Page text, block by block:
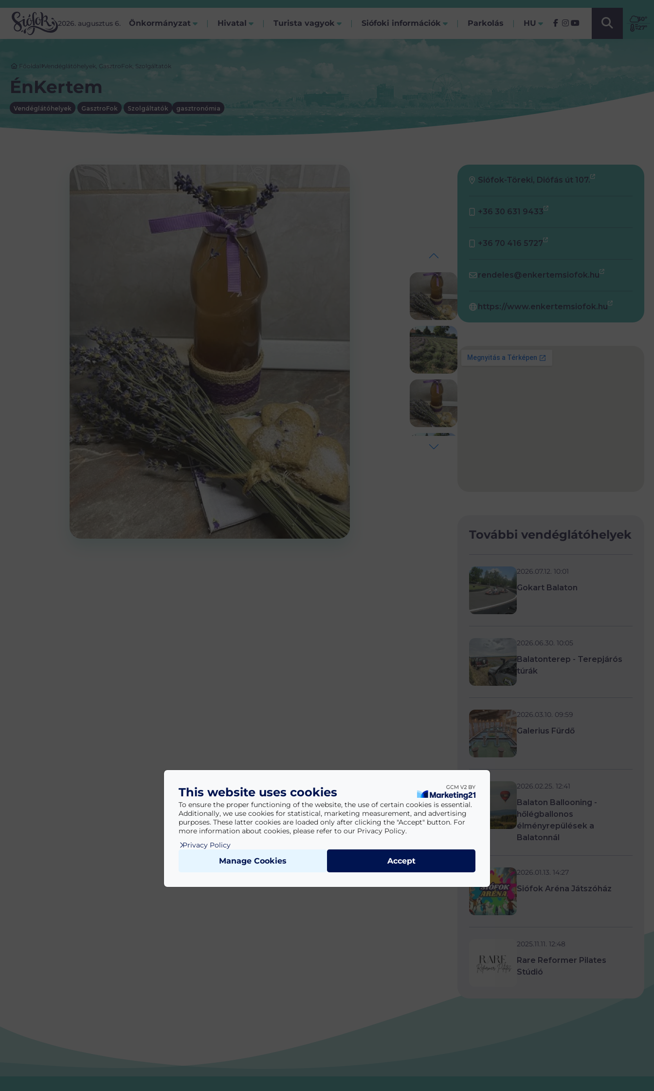
2026. augusztus 6. Önkormányzat Hivatal Turista vagyok Siófoki információk Parkolás
(Jelenlegi)
HU
VÁLASSZ NYELVET! 30º
27º
Főoldal Vendéglátóhelyek, GasztroFok, Szolgáltatók
ÉnKertem
Vendéglátóhelyek GasztroFok Szolgáltatók gasztronómia
Siófok-Töreki, Diófás út 107.
+36 30 631 9433
+36 70 416 5727
rendeles@enkertemsiofok.hu
https://www.enkertemsiofok.hu
További vendéglátóhelyek
2026.07.12. 10:01
Gokart Balaton
2026.06.30. 10:05
Balatonterep - Terepjárós
túrák
2026.03.10. 09:59
Galerius Fürdő
2026.02.25. 12:41
Balaton Ballooning -
hőlégballonos
élményrepülések a
Balatonnál
2026.01.13. 14:27
Siófok Aréna Játszóház
2025.11.11. 12:48
Rare Reformer Pilates
Stúdió
This website uses cookies
To ensure the proper functioning of the website, the use of certain cookies is essential.
Additionally, we use cookies for statistical, marketing measurement, and advertising
purposes. These latter cookies are loaded only after clicking the "Accept" button. For
more information about cookies, please refer to our Privacy Policy.
Privacy Policy
Manage Cookies Accept